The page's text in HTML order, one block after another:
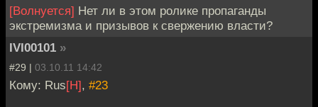
[Волнуется] Нет ли в этом ролике пропаганды
экстремизма и призывов к свержению власти?
IVI00101 »
#29 | 03.10.11 14:42
Кому: Rus[H], #23